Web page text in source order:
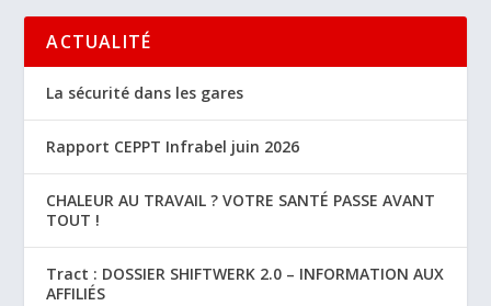
ACTUALITÉ
La sécurité dans les gares
Rapport CEPPT Infrabel juin 2026
CHALEUR AU TRAVAIL ? VOTRE SANTÉ PASSE AVANT
TOUT !
Tract : DOSSIER SHIFTWERK 2.0 – INFORMATION AUX
AFFILIÉS